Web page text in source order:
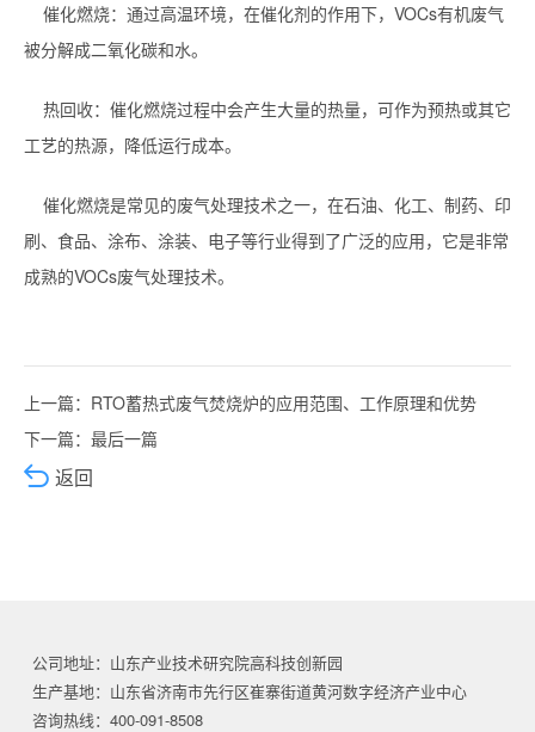
催化燃烧：通过高温环境，在催化剂的作用下，VOCs有机废气
被分解成二氧化碳和水。
热回收：催化燃烧过程中会产生大量的热量，可作为预热或其它
工艺的热源，降低运行成本。
催化燃烧是常见的废气处理技术之一，在石油、化工、制药、印
刷、食品、涂布、涂装、电子等行业得到了广泛的应用，它是非常
成熟的VOCs废气处理技术。
上一篇： RTO蓄热式废气焚烧炉的应用范围、工作原理和优势
下一篇：最后一篇
返回
公司地址：山东产业技术研究院高科技创新园
生产基地：山东省济南市先行区崔寨街道黄河数字经济产业中心
咨询热线：400-091-8508